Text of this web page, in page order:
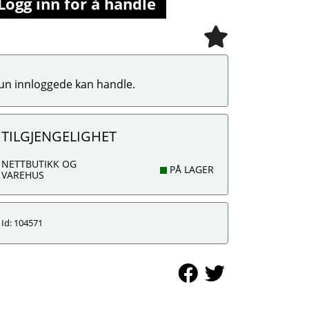
innloggede kan handle.
TILGJENGELIGHET
NETTBUTIKK OG
VAREHUS
PÅ LAGER
Id: 104571